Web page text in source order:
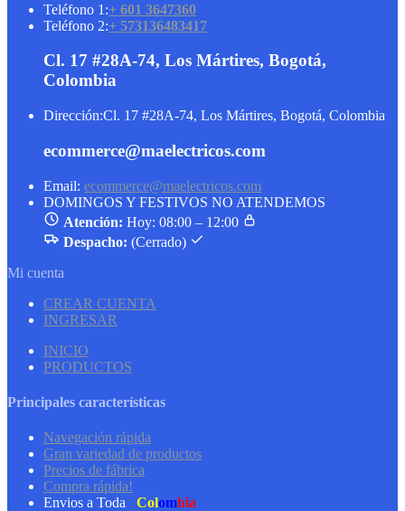
Teléfono 1:+ 601 3647360
Teléfono 2:+ 573136483417
Cl. 17 #28A-74, Los Mártires, Bogotá,
Colombia
Dirección:Cl. 17 #28A-74, Los Mártires, Bogotá, Colombia
ecommerce@maelectricos.com
Email: ecommerce@maelectricos.com
DOMINGOS Y FESTIVOS NO ATENDEMOS
Atención: Hoy: 08:00 – 12:00
Despacho: (Cerrado)
Mi cuenta
CREAR CUENTA
INGRESAR
INICIO
PRODUCTOS
Principales características
Navegación rápida
Gran variedad de productos
Precios de fábrica
Compra rápida!
Envios a Toda
Colombia